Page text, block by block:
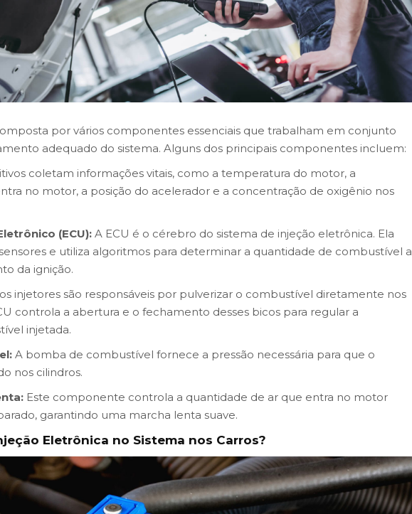
por vários componentes essenciais que trabalham em conjunto
adequado do sistema. Alguns dos principais componentes incluem:
coletam informações vitais, como a temperatura do motor, a
no motor, a posição do acelerador e a concentração de oxigênio nos
(ECU): A ECU é o cérebro do sistema de injeção eletrônica. Ela
e utiliza algoritmos para determinar a quantidade de combustível a
da ignição.
injetores são responsáveis por pulverizar o combustível diretamente nos
controla a abertura e o fechamento desses bicos para regular a
injetada.
A bomba de combustível fornece a pressão necessária para que o
nos cilindros.
Este componente controla a quantidade de ar que entra no motor
garantindo uma marcha lenta suave.
Eletrônica no Sistema nos Carros?